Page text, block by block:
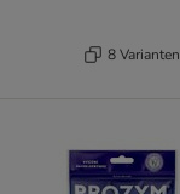
8 Varianten